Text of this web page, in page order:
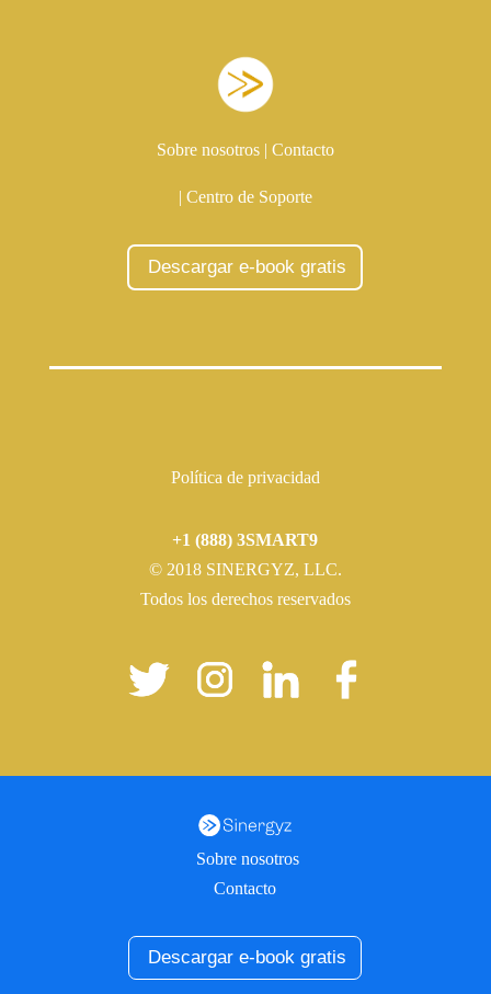
Sobre nosotros| Contacto
| Centro de Soporte
Descargar e-book gratis
Política de privacidad
+1 (888) 3SMART9
© 2018 SINERGYZ, LLC.
Todos los derechos reservados
Sobre nosotros
Contacto
Descargar e-book gratis